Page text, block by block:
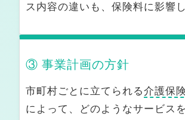
介護離職を防ぐための仕事と介護の両立
成年後見制度・任意後見・日常生活自
ス内容の違いも、保険料に影響し
③ 事業計画の方針
市町村ごとに立てられる介護保
によって、どのようなサービス